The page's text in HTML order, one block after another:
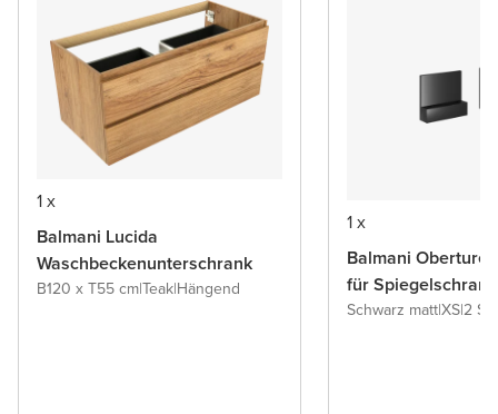
1 x
Balmani Lucida
Waschbeckenunterschrank
B120 x T55 cm|Teak|Hängend
1 x
Balmani Oberture
für Spiegelschrank
Schwarz matt|XS|2